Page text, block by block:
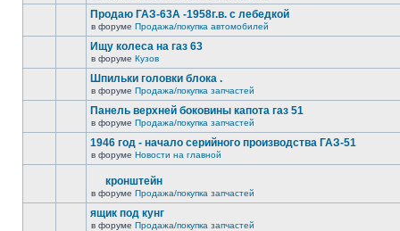
Продаю ГАЗ-63А -1958г.в. с лебедкой
в форуме Продажа/покупка автомобилей
Ищу колеса на газ 63
в форуме Кузов
Шпильки головки блока .
в форуме Продажа/покупка запчастей
Панель верхней боковины капота газ 51
в форуме Продажа/покупка запчастей
1946 год - начало серийного производства ГАЗ-51
в форуме Новости на главной
кронштейн
в форуме Продажа/покупка запчастей
ящик под кунг
в форуме Продажа/покупка запчастей